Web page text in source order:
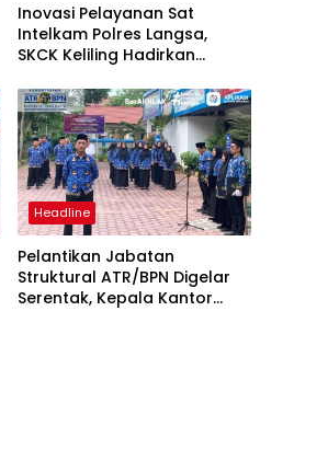
Inovasi Pelayanan Sat
Intelkam Polres Langsa,
SKCK Keliling Hadirkan
dan Humanis
Headline
Pelantikan Jabatan
Struktural ATR/BPN Digelar
Serentak, Kepala Kantor